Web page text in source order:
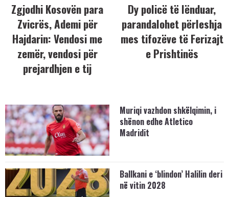
Zgjodhi Kosovën para
Zvicrës, Ademi për
Hajdarin: Vendosi me
zemër, vendosi për
prejardhjen e tij
Dy policë të lënduar,
parandalohet përleshja
mes tifozëve të Ferizajt
e Prishtinës
Muriqi vazhdon shkëlqimin, i
shënon edhe Atletico
Madridit
Ballkani e ‘blindon’ Halilin deri
në vitin 2028